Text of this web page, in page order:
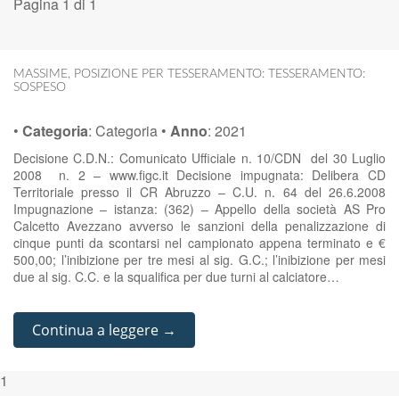
MASSIME, POSIZIONE PER TESSERAMENTO: TESSERAMENTO:
SOSPESO
• Categoria: Categoria • Anno: 2021
Decisione C.D.N.: Comunicato Ufficiale n. 10/CDN del 30 Luglio
2008 n. 2 – www.figc.it Decisione impugnata: Delibera CD
Territoriale presso il CR Abruzzo – C.U. n. 64 del 26.6.2008
Impugnazione – istanza: (362) – Appello della società AS Pro
Calcetto Avezzano avverso le sanzioni della penalizzazione di
cinque punti da scontarsi nel campionato appena terminato e €
500,00; l’inibizione per tre mesi al sig. G.C.; l’inibizione per mesi
due al sig. C.C. e la squalifica per due turni al calciatore…
Continua a leggere →
1